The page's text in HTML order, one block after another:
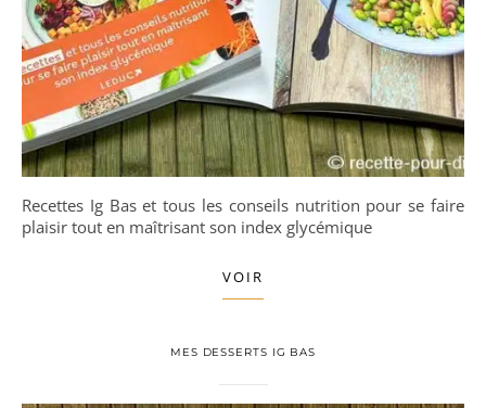
Recettes Ig Bas et tous les conseils nutrition pour se faire
plaisir tout en maîtrisant son index glycémique
VOIR
MES DESSERTS IG BAS